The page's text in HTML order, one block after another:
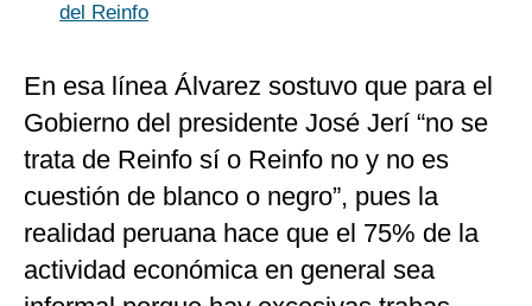
del Reinfo
En esa línea Álvarez sostuvo que para el
Gobierno del presidente José Jerí “no se
trata de Reinfo sí o Reinfo no y no es
cuestión de blanco o negro”, pues la
realidad peruana hace que el 75% de la
actividad económica en general sea